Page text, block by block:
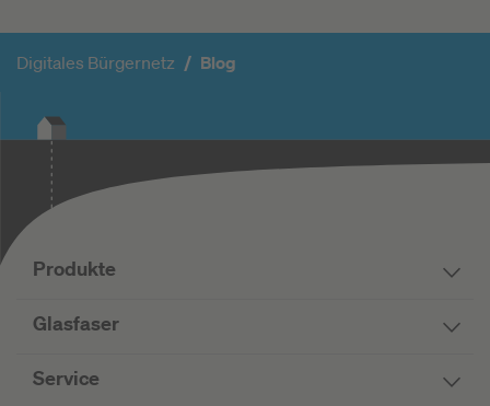
Digitales Bürgernetz Blog
Produkte
Glasfaser
Service